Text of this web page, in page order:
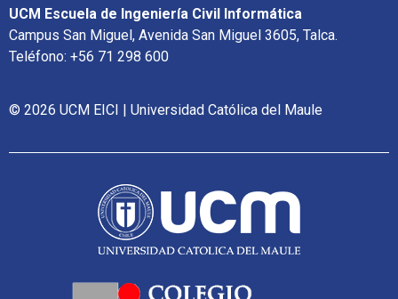
UCM Escuela de Ingeniería Civil Informática
Campus San Miguel, Avenida San Miguel 3605, Talca.
Teléfono: +56 71 298 600
© 2026 UCM EICI | Universidad Católica del Maule